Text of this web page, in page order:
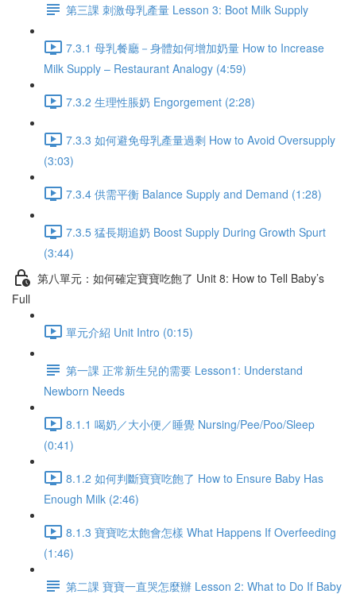
第三課 刺激母乳產量 Lesson 3: Boot Milk Supply
7.3.1 母乳餐廳－身體如何增加奶量 How to Increase
Milk Supply – Restaurant Analogy (4:59)
7.3.2 生理性脹奶 Engorgement (2:28)
7.3.3 如何避免母乳產量過剩 How to Avoid Oversupply
(3:03)
7.3.4 供需平衡 Balance Supply and Demand (1:28)
7.3.5 猛長期追奶 Boost Supply During Growth Spurt
(3:44)
第八單元：如何確定寶寶吃飽了 Unit 8: How to Tell Baby’s
Full
單元介紹 Unit Intro (0:15)
第一課 正常新生兒的需要 Lesson1: Understand
Newborn Needs
8.1.1 喝奶／大小便／睡覺 Nursing/Pee/Poo/Sleep
(0:41)
8.1.2 如何判斷寶寶吃飽了 How to Ensure Baby Has
Enough Milk (2:46)
8.1.3 寶寶吃太飽會怎樣 What Happens If Overfeeding
(1:46)
第二課 寶寶一直哭怎麼辦 Lesson 2: What to Do If Baby